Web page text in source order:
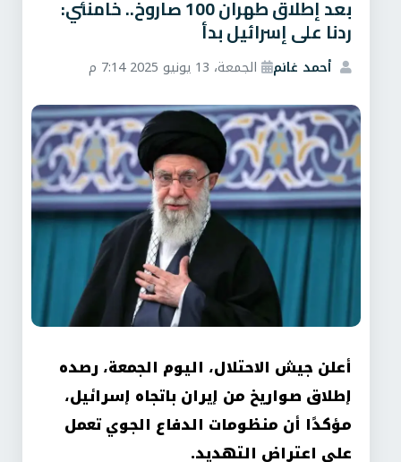
بعد إطلاق طهران 100 صاروخ.. خامنئي:
ردنا على إسرائيل بدأ
أحمد غانم الجمعة، 13 يونيو 2025 7:14 م
أعلن جيش الاحتلال، اليوم الجمعة، رصده
إطلاق صواريخ من إيران باتجاه إسرائيل،
مؤكدًا أن منظومات الدفاع الجوي تعمل
على اعتراض التهديد.